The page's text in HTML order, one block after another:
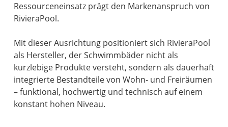
Ressourceneinsatz prägt den Markenanspruch von
RivieraPool.
Mit dieser Ausrichtung positioniert sich RivieraPool
als Hersteller, der Schwimmbäder nicht als
kurzlebige Produkte versteht, sondern als dauerhaft
integrierte Bestandteile von Wohn- und Freiräumen
– funktional, hochwertig und technisch auf einem
konstant hohen Niveau.